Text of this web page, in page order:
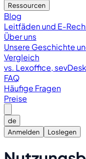
Ressourcen
Blog
Leitfäden und E-
Über uns
Unsere Geschichte
Vergleich
vs. Lexoffice,
FAQ
Häufige Fragen
Preise
de
Anmelden
Loslegen